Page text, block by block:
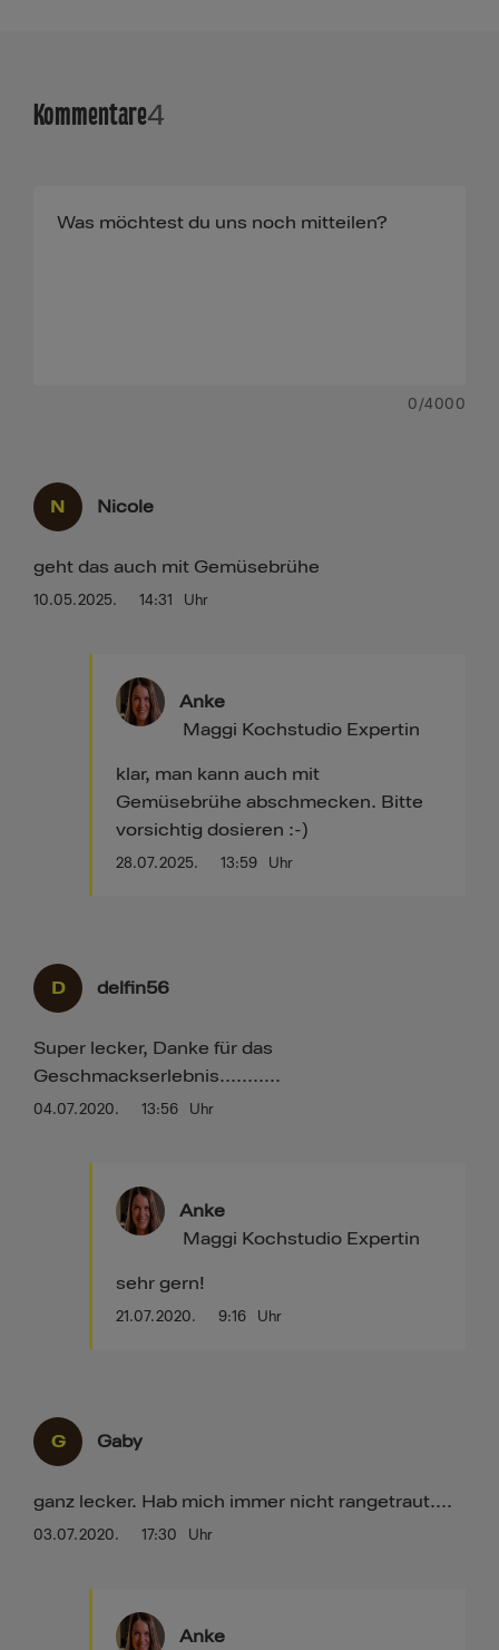
Kommentare4
0 /4000
N Nicole
10.05.2025. 14:31 Uhr
geht das auch mit Gemüsebrühe
Anke
28.07.2025. 13:59 Uhr
Maggi Kochstudio Expertin
klar, man kann auch mit
Gemüsebrühe abschmecken. Bitte
vorsichtig dosieren :-)
D delfin56
04.07.2020. 13:56 Uhr
Super lecker, Danke für das
Geschmackserlebnis...........
Anke
21.07.2020. 9:16 Uhr
Maggi Kochstudio Expertin
sehr gern!
G Gaby
03.07.2020. 17:30 Uhr
ganz lecker. Hab mich immer nicht rangetraut....
Anke